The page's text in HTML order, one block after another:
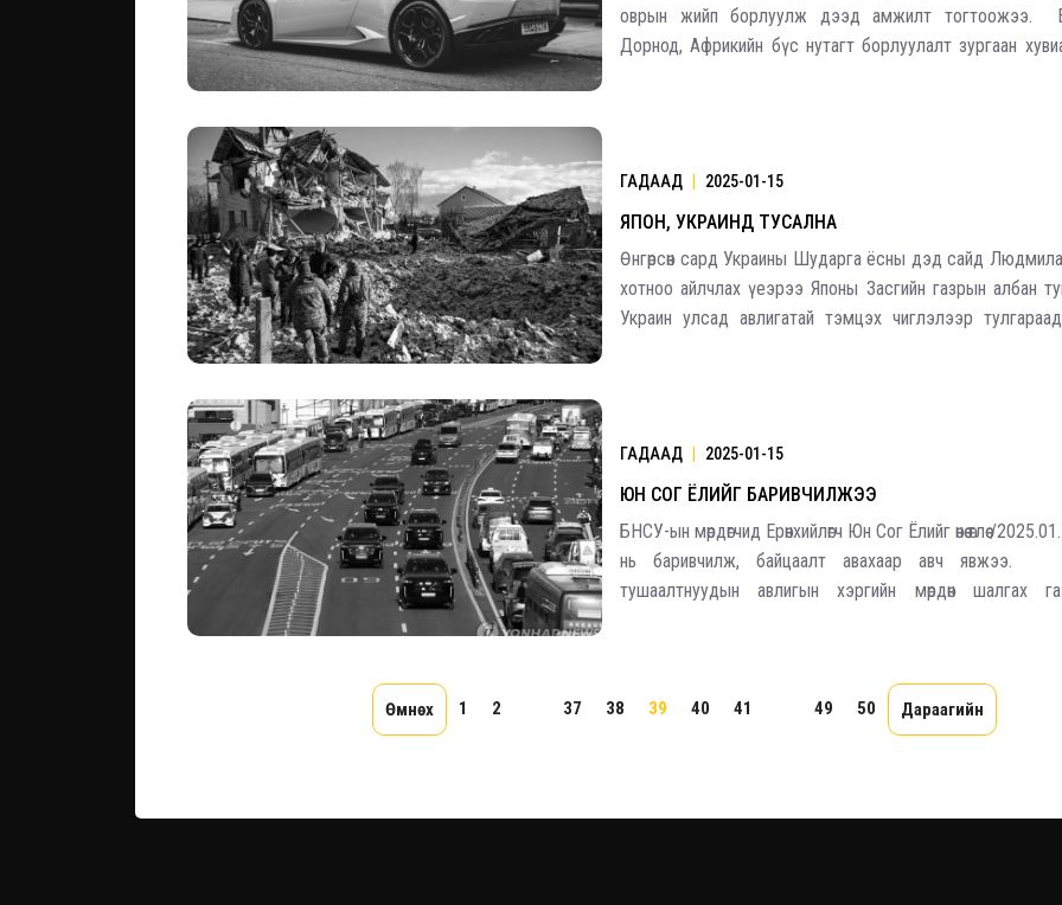
оврын жийп борлуулж дээд амжилт тогтоожээ.
Дорнод, Африкийн бүс нутагт борлуулалт зургаан
ГАДААД 2025-01-15
ЯПОН, УКРАИНД ТУСАЛНА
Өнгөрсөн сард Украины Шударга ёсны дэд сайд
хотноо айлчлах үеэрээ Японы Засгийн газрын албан
Украин улсад авлигатай тэмцэх чиглэлээр
ГАДААД 2025-01-15
ЮН СОГ ЁЛИЙГ БАРИВЧИЛЖЭЭ
БНСУ-ын мөрдөгчид Ерөнхийлөгч Юн Сог Ёлийг өнөө өглөө /
нь баривчилж, байцаалт авахаар авч явжээ.
тушаалтнуудын авлигын хэргийн мөрдөн шалгах
Өмнөх 1 2 37 38 39 40 41 49 50 Дараагийн